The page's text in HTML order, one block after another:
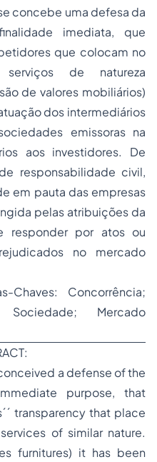
concebe uma defesa da
imediata, que
que colocam no
de natureza
de valores mobiliários)
dos intermediários
emissoras na
aos investidores. De
responsabilidade civil,
em pauta das empresas
pelas atribuições da
responder por atos ou
no mercado
Concorrência;
Sociedade; Mercado
a defense of the
purpose, that
transparency that place
of similar nature.
furnitures) it has been